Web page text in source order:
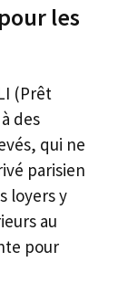
les
(Prêt
des
qui ne
parisien
loyers y
au
pour